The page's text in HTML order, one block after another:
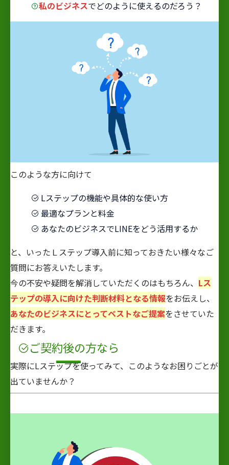
私のビジネスでどのように使えるのだろう？
このような方に向けて
Lステップの機能や具体的な使い方
最適なプランと料金
あなたのビジネスでLINEをどう活用するか
と、いったＬステップ導入前に知っておきたい様々なご
質問にお答えいたします。
今の不安や疑問を解消していただくのはもちろん、 Lス
テップの導入に向けた判断材料となる情報をお伝えし、
あなたのビジネスにとってベストなご提案をさせていた
だきます。
ご契約後の方なら
実際にLステップを使ってみて、このようなお困りごとが
出ていませんか？